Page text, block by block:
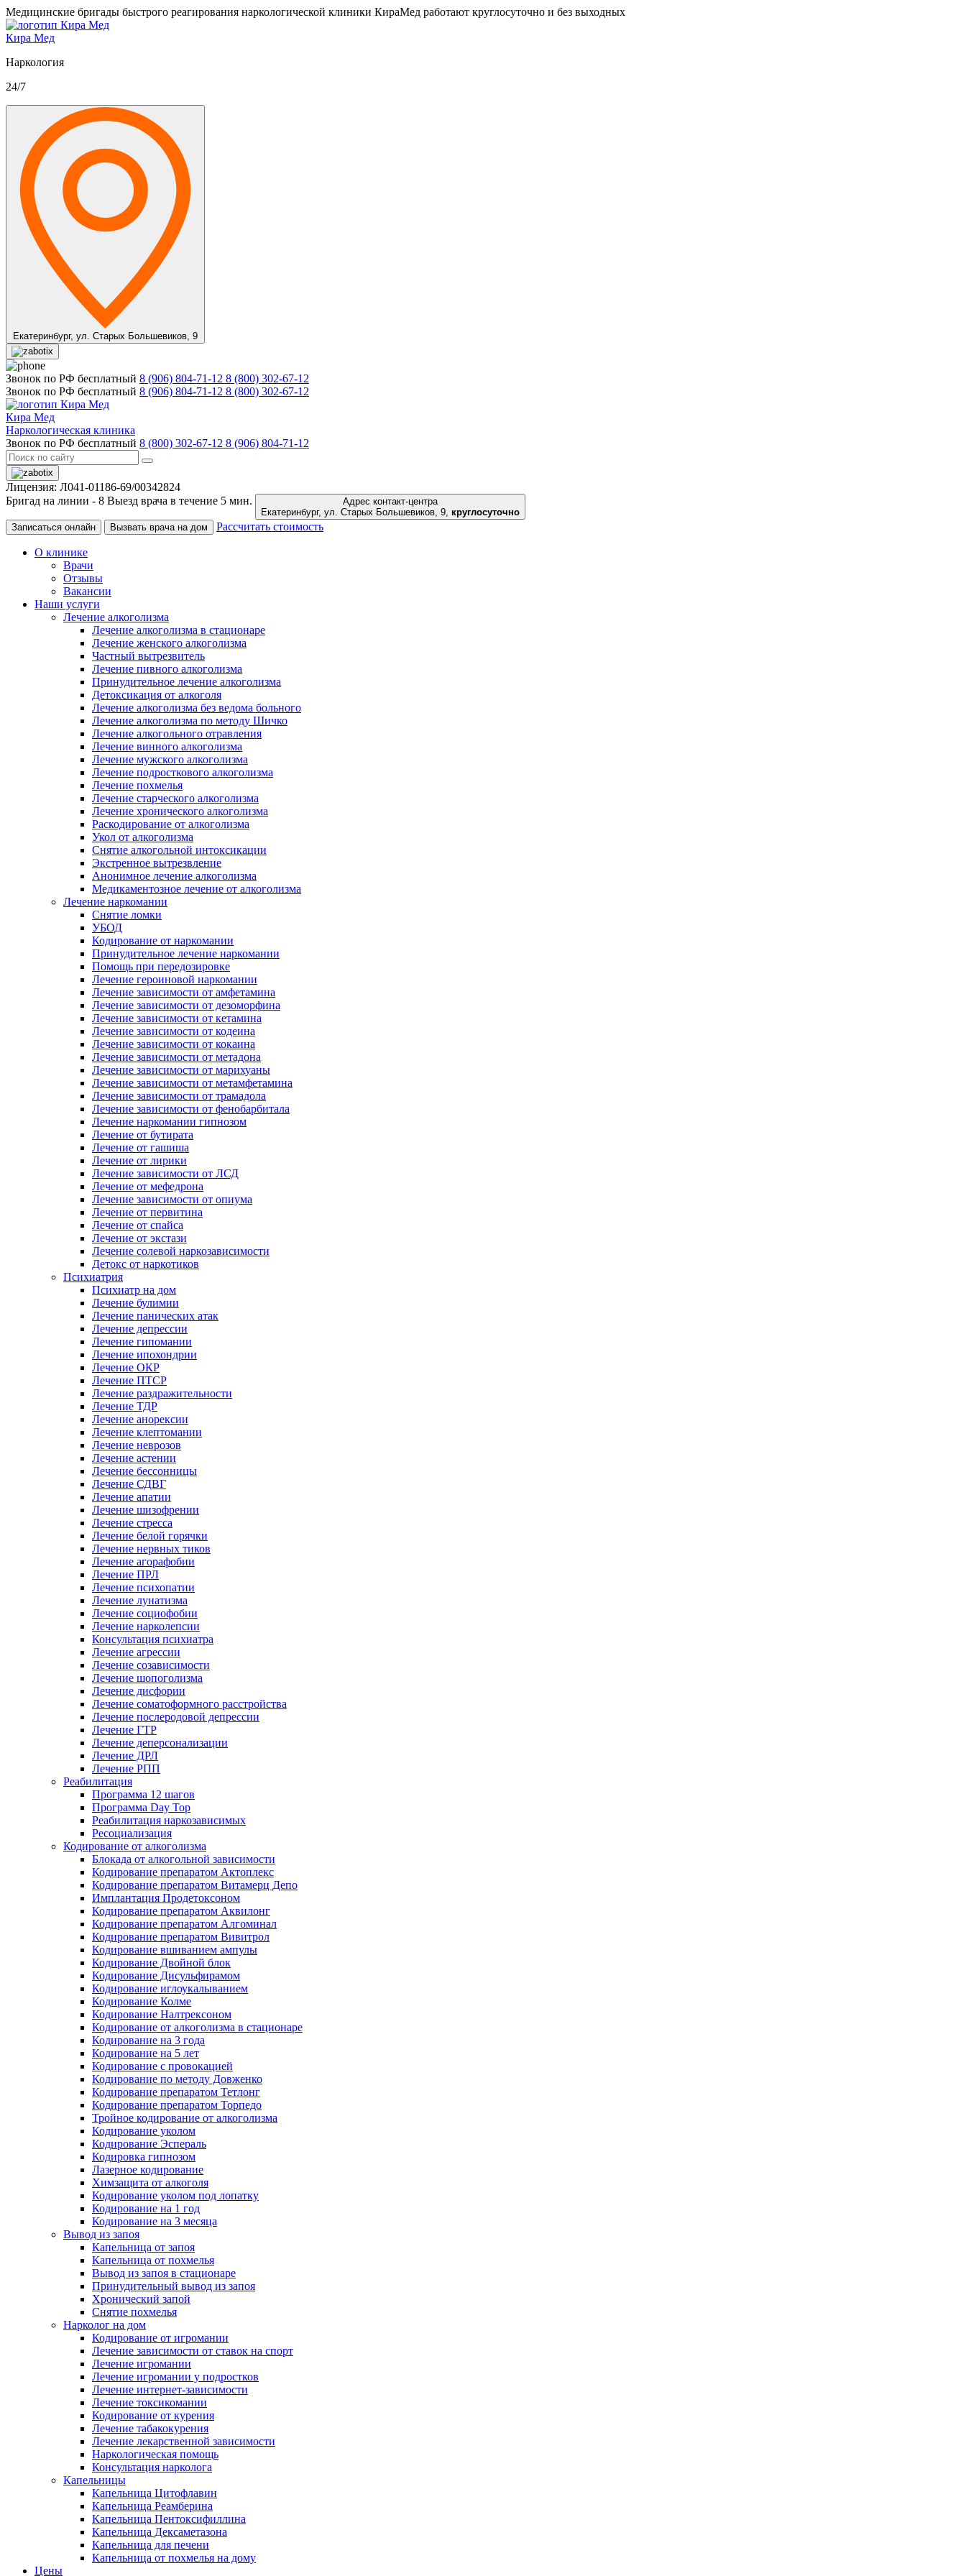
Медицинские бригады быстрого реагирования наркологической клиники КираМед работают круглосуточно и без выходных
Кира Мед
Наркология
24/7
Екатеринбург, ул. Старых Большевиков, 9
Звонок по РФ бесплатный 8 (906) 804-71-12 8 (800) 302-67-12
Звонок по РФ бесплатный 8 (906) 804-71-12 8 (800) 302-67-12
Кира Мед
Наркологическая клиника
Звонок по РФ бесплатный 8 (800) 302-67-12 8 (906) 804-71-12
Лицензия: Л041-01186-69/00342824
Бригад на линии - 8 Выезд врача в течение 5 мин.
Адрес контакт-центра
Екатеринбург, ул. Старых Большевиков, 9, круглосуточно
Записаться онлайн
Вызвать врача на дом Рассчитать стоимость
О клинике
Врачи
Отзывы
Вакансии
Наши услуги
Лечение алкоголизма
Лечение алкоголизма в стационаре
Лечение женского алкоголизма
Частный вытрезвитель
Лечение пивного алкоголизма
Принудительное лечение алкоголизма
Детоксикация от алкоголя
Лечение алкоголизма без ведома больного
Лечение алкоголизма по методу Шичко
Лечение алкогольного отравления
Лечение винного алкоголизма
Лечение мужского алкоголизма
Лечение подросткового алкоголизма
Лечение похмелья
Лечение старческого алкоголизма
Лечение хронического алкоголизма
Раскодирование от алкоголизма
Укол от алкоголизма
Снятие алкогольной интоксикации
Экстренное вытрезвление
Анонимное лечение алкоголизма
Медикаментозное лечение от алкоголизма
Лечение наркомании
Снятие ломки
УБОД
Кодирование от наркомании
Принудительное лечение наркомании
Помощь при передозировке
Лечение героиновой наркомании
Лечение зависимости от амфетамина
Лечение зависимости от дезоморфина
Лечение зависимости от кетамина
Лечение зависимости от кодеина
Лечение зависимости от кокаина
Лечение зависимости от метадона
Лечение зависимости от марихуаны
Лечение зависимости от метамфетамина
Лечение зависимости от трамадола
Лечение зависимости от фенобарбитала
Лечение наркомании гипнозом
Лечение от бутирата
Лечение от гашиша
Лечение от лирики
Лечение зависимости от ЛСД
Лечение от мефедрона
Лечение зависимости от опиума
Лечение от первитина
Лечение от спайса
Лечение от экстази
Лечение солевой наркозависимости
Детокс от наркотиков
Психиатрия
Психиатр на дом
Лечение булимии
Лечение панических атак
Лечение депрессии
Лечение гипомании
Лечение ипохондрии
Лечение ОКР
Лечение ПТСР
Лечение раздражительности
Лечение ТДР
Лечение анорексии
Лечение клептомании
Лечение неврозов
Лечение астении
Лечение бессонницы
Лечение СДВГ
Лечение апатии
Лечение шизофрении
Лечение стресса
Лечение белой горячки
Лечение нервных тиков
Лечение агорафобии
Лечение ПРЛ
Лечение психопатии
Лечение лунатизма
Лечение социофобии
Лечение нарколепсии
Консультация психиатра
Лечение агрессии
Лечение созависимости
Лечение шопоголизма
Лечение дисфории
Лечение соматоформного расстройства
Лечение послеродовой депрессии
Лечение ГТР
Лечение деперсонализации
Лечение ДРЛ
Лечение РПП
Реабилитация
Программа 12 шагов
Программа Day Top
Реабилитация наркозависимых
Ресоциализация
Кодирование от алкоголизма
Блокада от алкогольной зависимости
Кодирование препаратом Актоплекс
Кодирование препаратом Витамерц Депо
Имплантация Продетоксоном
Кодирование препаратом Аквилонг
Кодирование препаратом Алгоминал
Кодирование препаратом Вивитрол
Кодирование вшиванием ампулы
Кодирование Двойной блок
Кодирование Дисульфирамом
Кодирование иглоукалыванием
Кодирование Колме
Кодирование Налтрексоном
Кодирование от алкоголизма в стационаре
Кодирование на 3 года
Кодирование на 5 лет
Кодирование с провокацией
Кодирование по методу Довженко
Кодирование препаратом Тетлонг
Кодирование препаратом Торпедо
Тройное кодирование от алкоголизма
Кодирование уколом
Кодирование Эспераль
Кодировка гипнозом
Лазерное кодирование
Химзащита от алкоголя
Кодирование уколом под лопатку
Кодирование на 1 год
Кодирование на 3 месяца
Вывод из запоя
Капельница от запоя
Капельница от похмелья
Вывод из запоя в стационаре
Принудительный вывод из запоя
Хронический запой
Снятие похмелья
Нарколог на дом
Кодирование от игромании
Лечение зависимости от ставок на спорт
Лечение игромании
Лечение игромании у подростков
Лечение интернет-зависимости
Лечение токсикомании
Кодирование от курения
Лечение табакокурения
Лечение лекарственной зависимости
Наркологическая помощь
Консультация нарколога
Капельницы
Капельница Цитофлавин
Капельница Реамберина
Капельница Пентоксифиллина
Капельница Дексаметазона
Капельница для печени
Капельница от похмелья на дому
Цены